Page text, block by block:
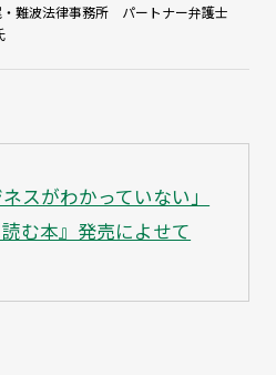
・難波法律事務所 パートナー弁護士
スがわかっていない」
む本』発売によせて